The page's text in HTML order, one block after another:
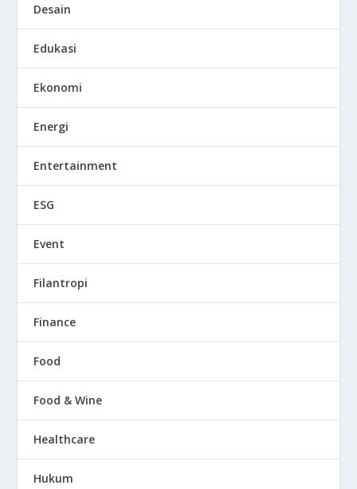
Desain
Edukasi
Ekonomi
Energi
Entertainment
ESG
Event
Filantropi
Finance
Food
Food & Wine
Healthcare
Hukum